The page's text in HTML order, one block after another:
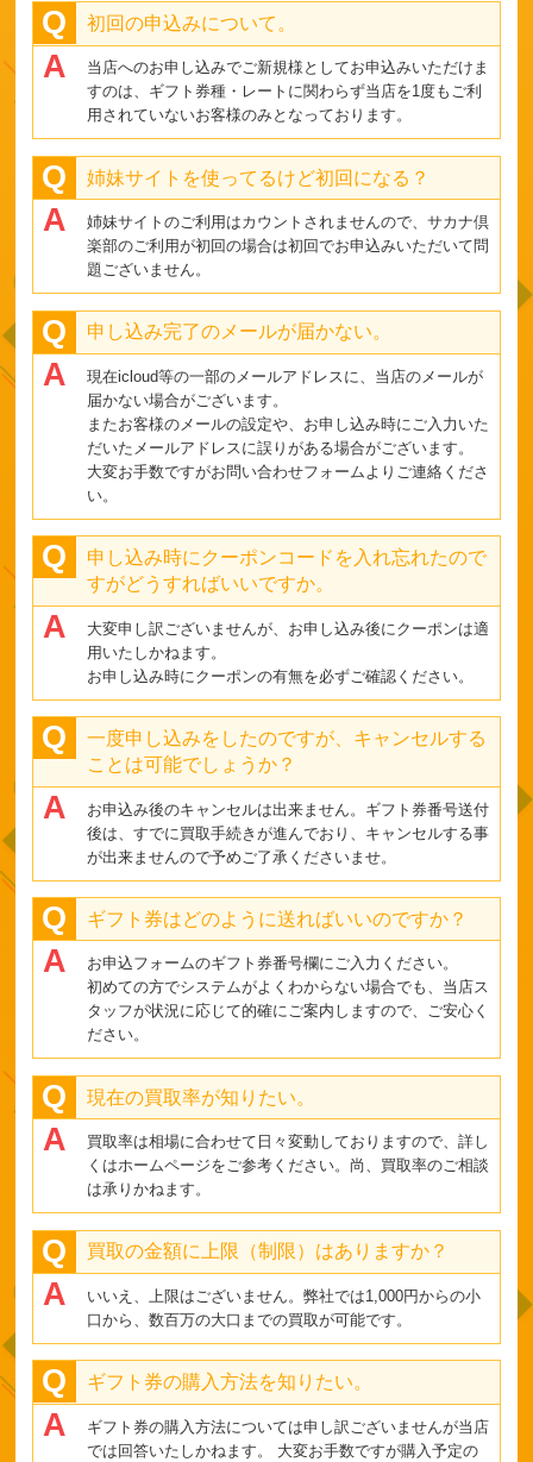
初回の申込みについて。
当店へのお申し込みでご新規様としてお申込みいただけま
すのは、ギフト券種・レートに関わらず当店を1度もご利
用されていないお客様のみとなっております。
姉妹サイトを使ってるけど初回になる？
姉妹サイトのご利用はカウントされませんので、サカナ倶
楽部のご利用が初回の場合は初回でお申込みいただいて問
題ございません。
申し込み完了のメールが届かない。
現在icloud等の一部のメールアドレスに、当店のメールが
届かない場合がございます。
またお客様のメールの設定や、お申し込み時にご入力いた
だいたメールアドレスに誤りがある場合がございます。
大変お手数ですがお問い合わせフォームよりご連絡くださ
い。
申し込み時にクーポンコードを入れ忘れたので
すがどうすればいいですか。
大変申し訳ございませんが、お申し込み後にクーポンは適
用いたしかねます。
お申し込み時にクーポンの有無を必ずご確認ください。
一度申し込みをしたのですが、キャンセルする
ことは可能でしょうか？
お申込み後のキャンセルは出来ません。ギフト券番号送付
後は、すでに買取手続きが進んでおり、キャンセルする事
が出来ませんので予めご了承くださいませ。
ギフト券はどのように送ればいいのですか？
お申込フォームのギフト券番号欄にご入力ください。
初めての方でシステムがよくわからない場合でも、当店ス
タッフが状況に応じて的確にご案内しますので、ご安心く
ださい。
現在の買取率が知りたい。
買取率は相場に合わせて日々変動しておりますので、詳し
くはホームページをご参考ください。尚、買取率のご相談
は承りかねます。
買取の金額に上限（制限）はありますか？
いいえ、上限はございません。弊社では1,000円からの小
口から、数百万の大口までの買取が可能です。
ギフト券の購入方法を知りたい。
ギフト券の購入方法については申し訳ございませんが当店
では回答いたしかねます。 大変お手数ですが購入予定の